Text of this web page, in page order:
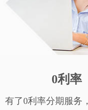
0利率
有了0利率分期服务